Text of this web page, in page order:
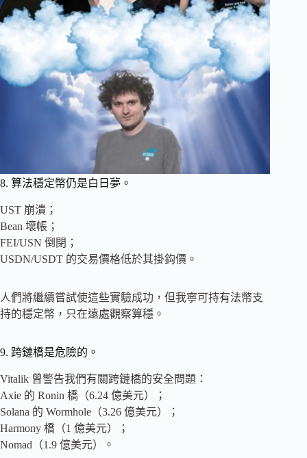
8. 算法穩定幣仍是白日夢。
UST 崩潰；
Bean 壞帳；
FEI/USN 倒閉；
USDN/USDT 的交易價格低於其掛鈎價。
人們將繼續嘗試使這些實驗成功，但我寧可持有法幣支
持的穩定幣，只在遠處觀察算穩。
9. 跨鏈橋是危險的。
Vitalik 曾警告我們有關跨鏈橋的安全問題：
Axie 的 Ronin 橋（6.24 億美元）；
Solana 的 Wormhole（3.26 億美元）；
Harmony 橋（1 億美元）；
Nomad（1.9 億美元）。